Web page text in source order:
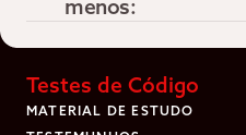
menos:
Testes de Código
MATERIAL DE ESTUDO